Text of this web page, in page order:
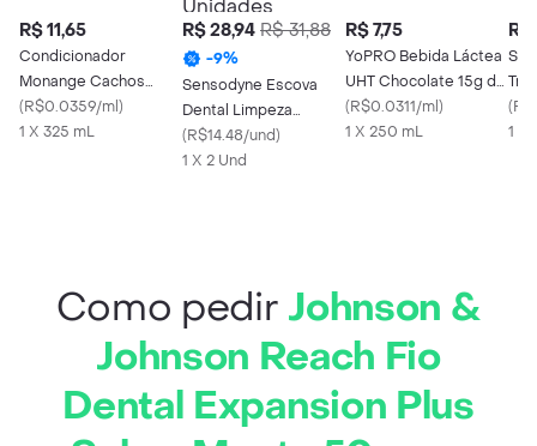
R$ 11,65
Condicionador
Monange Cachos
Definidos 325ml
(R$0.0359/ml)
1 X 325 mL
R$ 28,94 R$ 31,88
-9%
Sensodyne Escova
Dental Limpeza
Profunda Extra Macia 2
Unidades
(R$14.48/und)
1 X 2 Und
R$ 7,75
YoPRO Bebida Láctea
UHT Chocolate 15g de
Proteínas 250ml
(R$0.0311/ml)
1 X 250 mL
R$
(
1 X
Como pedir Johnson &
Johnson Reach Fio
Dental Expansion Plus